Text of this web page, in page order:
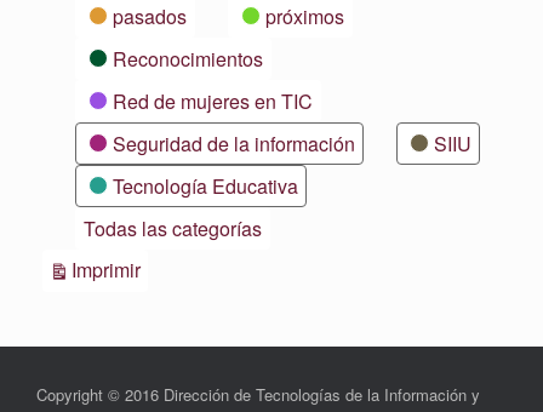
pasados
próximos
Reconocimientos
Red de mujeres en TIC
Seguridad de la información
SIIU
Tecnología Educativa
Todas las categorías
ImprimirVistas
Copyright © 2016 Dirección de Tecnologías de la Información y